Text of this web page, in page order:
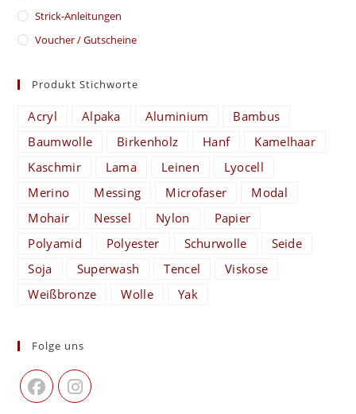
Strick-Anleitungen
Voucher / Gutscheine
Produkt Stichworte
Acryl Alpaka Aluminium
Bambus
Baumwolle
Birkenholz Hanf
Kamelhaar
Kaschmir
Lama Leinen
Lyocell
Merino
Messing Microfaser
Modal
Mohair
Nessel Nylon
Papier
Polyamid
Polyester Schurwolle
Seide
Soja
Superwash Tencel
Viskose
Weißbronze
Wolle Yak
Folge uns